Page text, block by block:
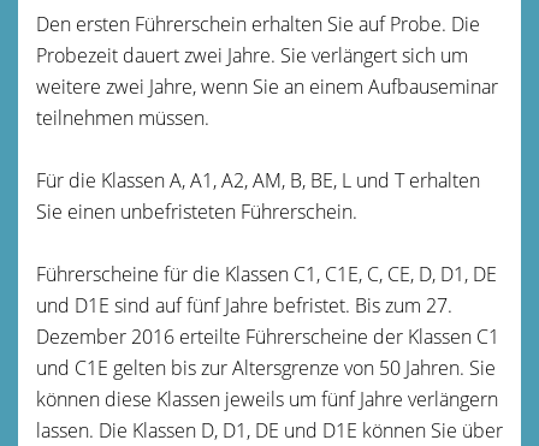
Den ersten Führerschein erhalten Sie auf Probe. Die
Probezeit dauert zwei Jahre. Sie verlängert sich um
weitere zwei Jahre, wenn Sie an einem Aufbauseminar
teilnehmen müssen.
Für die Klassen A, A1, A2, AM, B, BE, L und T erhalten
Sie einen unbefristeten Führerschein.
Führerscheine für die Klassen C1, C1E, C, CE, D, D1, DE
und D1E sind auf fünf Jahre befristet. Bis zum 27.
Dezember 2016 erteilte Führerscheine der Klassen C1
und C1E gelten bis zur Altersgrenze von 50 Jahren. Sie
können diese Klassen jeweils um fünf Jahre verlängern
lassen. Die Klassen D, D1, DE und D1E können Sie über